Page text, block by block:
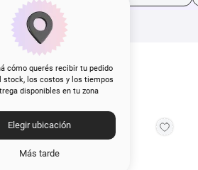
cómo querés recibir tu pedido
stock, los costos y los tiempos
disponibles en tu zona
Elegir ubicación
Más tarde
x 80 ml